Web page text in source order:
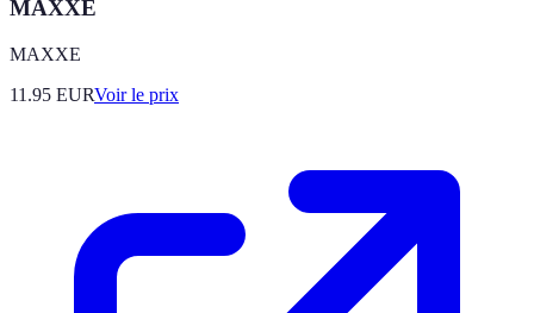
MAXXE
MAXXE
11.95 EURVoir le prix